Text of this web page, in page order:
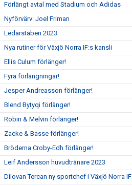
Förlängt avtal med Stadium och Adidas
Nyförvärv: Joel Friman
Ledarstaben 2023
Nya rutiner för Växjö Norra IF:s kansli
Ellis Culum förlänger!
Fyra förlängningar!
Jesper Andreasson förlänger!
Blend Bytyqi förlänger!
Robin & Melvin förlänger!
Zacke & Basse förlänger!
Bröderna Croby-Edh förlänger!
Leif Andersson huvudtränare 2023
Dilovan Tercan ny sportchef i Växjö Norra IF